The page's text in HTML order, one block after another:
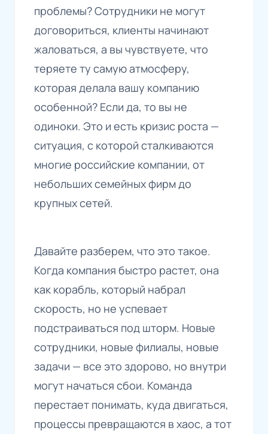
проблемы? Сотрудники не могут
договориться, клиенты начинают
жаловаться, а вы чувствуете, что
теряете ту самую атмосферу,
которая делала вашу компанию
особенной? Если да, то вы не
одиноки. Это и есть кризис роста —
ситуация, с которой сталкиваются
многие российские компании, от
небольших семейных фирм до
крупных сетей.
Давайте разберем, что это такое.
Когда компания быстро растет, она
как корабль, который набрал
скорость, но не успевает
подстраиваться под шторм. Новые
сотрудники, новые филиалы, новые
задачи — все это здорово, но внутри
могут начаться сбои. Команда
перестает понимать, куда двигаться,
процессы превращаются в хаос, а тот